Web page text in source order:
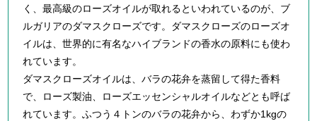
く、最高級のローズオイルが取れるといわれているのが、ブ
ルガリアのダマスクローズです。ダマスクローズのローズオ
イルは、世界的に有名なハイブランドの香水の原料にも使わ
れています。
ダマスクローズオイルは、バラの花弁を蒸留して得た香料
で、ローズ製油、ローズエッセンシャルオイルなどとも呼ば
れています。ふつう４トンのバラの花弁から、わずか1kgの